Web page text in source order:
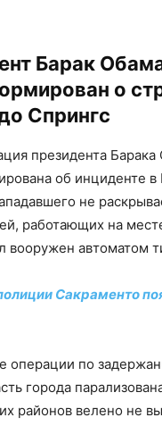
Барак
о
Спрингс
президента
об инциденте в
не
работающих на
вооружен автоматом
Сакраменто
операции по
города
районов велено не